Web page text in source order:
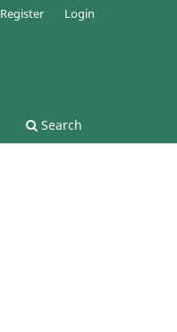
Search
Register Login